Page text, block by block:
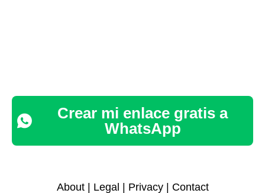
Crear mi enlace gratis a
WhatsApp
About| Legal | Privacy| Contact